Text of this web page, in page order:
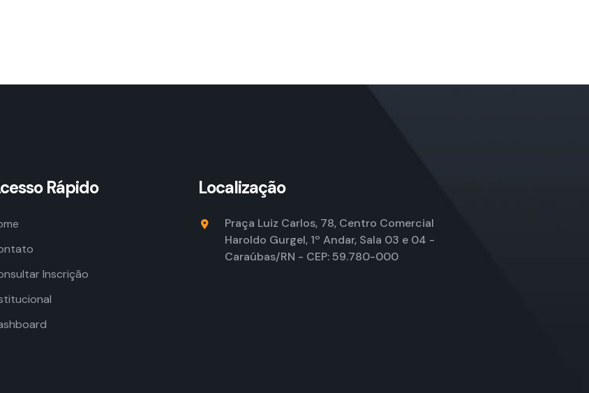
Rápido
Inscrição
Localização
Praça Luiz Carlos, 78, Centro Comercial
Haroldo Gurgel, 1º Andar, Sala 03 e 04 -
Caraúbas/RN - CEP: 59.780-000